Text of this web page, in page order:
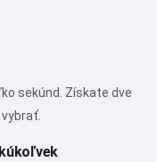
sekúnd. Získate dve